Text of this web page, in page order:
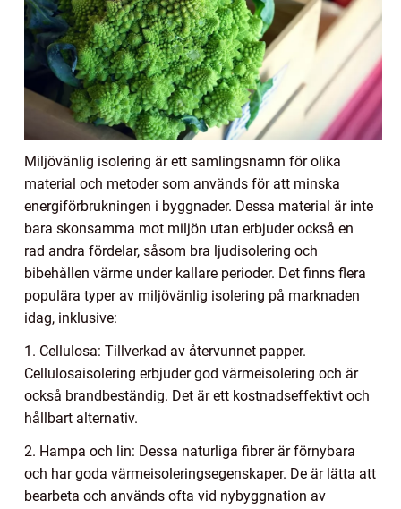
Miljövänlig isolering är ett samlingsnamn för olika
material och metoder som används för att minska
energiförbrukningen i byggnader. Dessa material är inte
bara skonsamma mot miljön utan erbjuder också en
rad andra fördelar, såsom bra ljudisolering och
bibehållen värme under kallare perioder. Det finns flera
populära typer av miljövänlig isolering på marknaden
idag, inklusive:
1. Cellulosa: Tillverkad av återvunnet papper.
Cellulosaisolering erbjuder god värmeisolering och är
också brandbeständig. Det är ett kostnadseffektivt och
hållbart alternativ.
2. Hampa och lin: Dessa naturliga fibrer är förnybara
och har goda värmeisoleringsegenskaper. De är lätta att
bearbeta och används ofta vid nybyggnation av